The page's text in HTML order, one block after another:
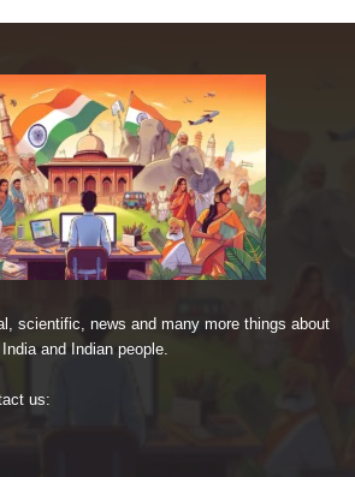
scientific, news and many more things about
India and Indian people.
us: